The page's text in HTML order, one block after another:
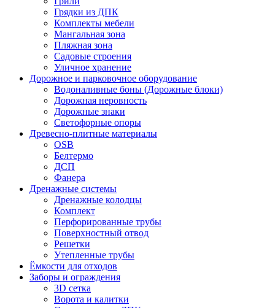
Грядки из ДПК
Комплекты мебели
Мангальная зона
Пляжная зона
Садовые строения
Уличное хранение
Дорожное и парковочное оборудование
Водоналивные боны (Дорожные блоки)
Дорожная неровность
Дорожные знаки
Светофорные опоры
Древесно-плитные материалы
OSB
Белтермо
ДСП
Фанера
Дренажные системы
Дренажные колодцы
Комплект
Перфорированные трубы
Поверхностный отвод
Решетки
Утепленные трубы
Ёмкости для отходов
Заборы и ограждения
3D сетка
Ворота и калитки